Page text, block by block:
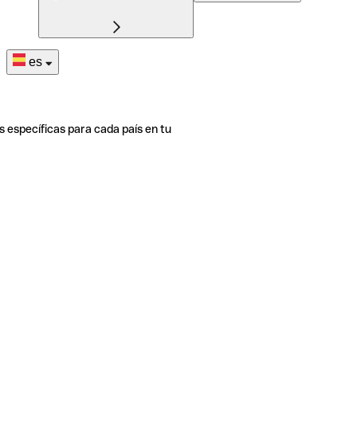
es
específicas para cada país en tu